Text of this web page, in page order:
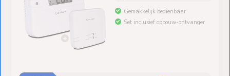
Gemakkelijk bedienbaar
Set inclusief opbouw-ontvanger